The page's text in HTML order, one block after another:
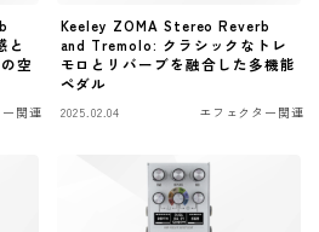
と
空
関連
Keeley ZOMA Stereo Reverb
and Tremolo: クラシックなトレ
モロとリバーブを融合した多機能
ペダル
2025.02.04 エフェクター関連